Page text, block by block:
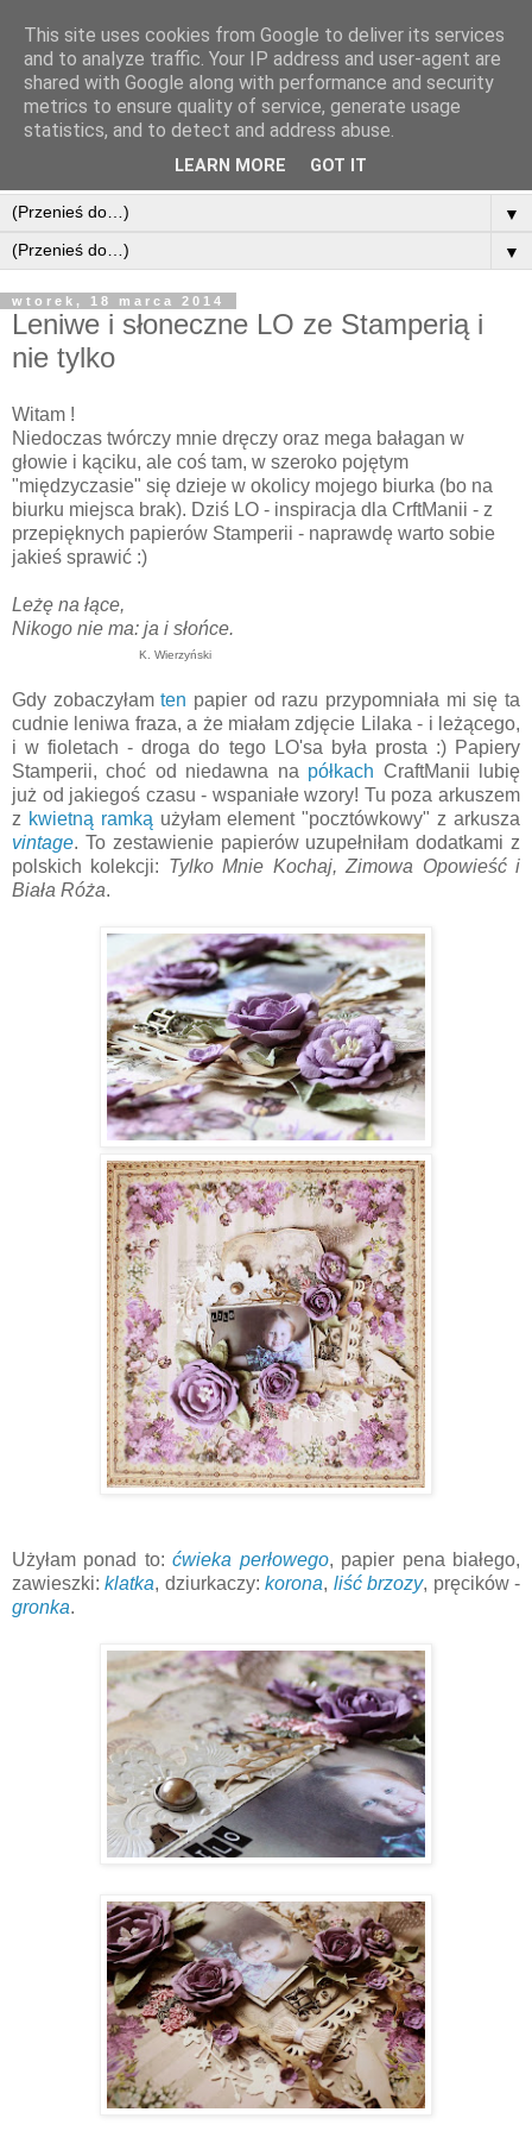
▼
▼
wtorek, 18 marca 2014
Leniwe i słoneczne LO ze Stamperią i
nie tylko
Witam !
Niedoczas twórczy mnie dręczy oraz mega bałagan w
głowie i kąciku, ale coś tam, w szeroko pojętym
"międzyczasie" się dzieje w okolicy mojego biurka (bo na
biurku miejsca brak). Dziś LO - inspiracja dla CrftManii - z
przepięknych papierów Stamperii - naprawdę warto sobie
jakieś sprawić :)
Leżę na łące,
Nikogo nie ma: ja i słońce.
K. Wierzyński
Gdy zobaczyłamten papier od razu przypomniała mi się ta
cudnie leniwa fraza, a że miałam zdjęcie Lilaka - i leżącego,
i w fioletach - droga do tego LO'sa była prosta :) Papiery
Stamperii, choć od niedawna na półkach CraftManii lubię
już od jakiegoś czasu - wspaniałe wzory! Tu poza arkuszem
z kwietną ramką użyłam element "pocztówkowy" z arkusza
vintage. To zestawienie papierów uzupełniłam dodatkami z
polskich kolekcji: Tylko Mnie Kochaj, Zimowa Opowieść i
Biała Róża.
Użyłam ponad to:ćwieka perłowego, papier pena białego,
zawieszki: klatka, dziurkaczy:korona, liść brzozy, pręcików -
gronka.
This site uses cookies from Google to deliver its services
and to analyze traffic. Your IP address and user-agent are
shared with Google along with performance and security
metrics to ensure quality of service, generate usage
statistics, and to detect and address abuse.
LEARN MORE GOT IT